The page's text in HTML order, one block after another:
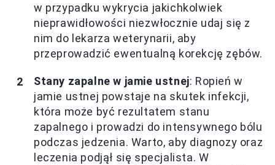
w przypadku wykrycia jakichkolwiek
nieprawidłowości niezwłocznie udaj się z
nim do lekarza weterynarii, aby
przeprowadzić ewentualną korekcję zębów.
Stany zapalne w jamie ustnej: Ropień w
jamie ustnej powstaje na skutek infekcji,
która może być rezultatem stanu
zapalnego i prowadzi do intensywnego bólu
podczas jedzenia. Warto, aby diagnozy oraz
leczenia podjął się specjalista. W